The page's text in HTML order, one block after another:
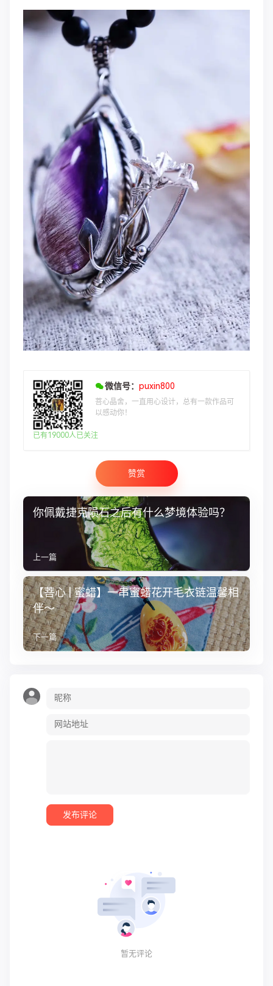
微信号： puxin800
菩心晶舍，一直用心设计，总有一款作品可
以感动你！
已有19000人已关注
赞赏
你佩戴捷克陨石之后有什么梦境体验吗？
上一篇
【菩心 | 蜜蜡】一串蜜蜡花开毛衣链温馨相
伴～
下一篇
暂无评论